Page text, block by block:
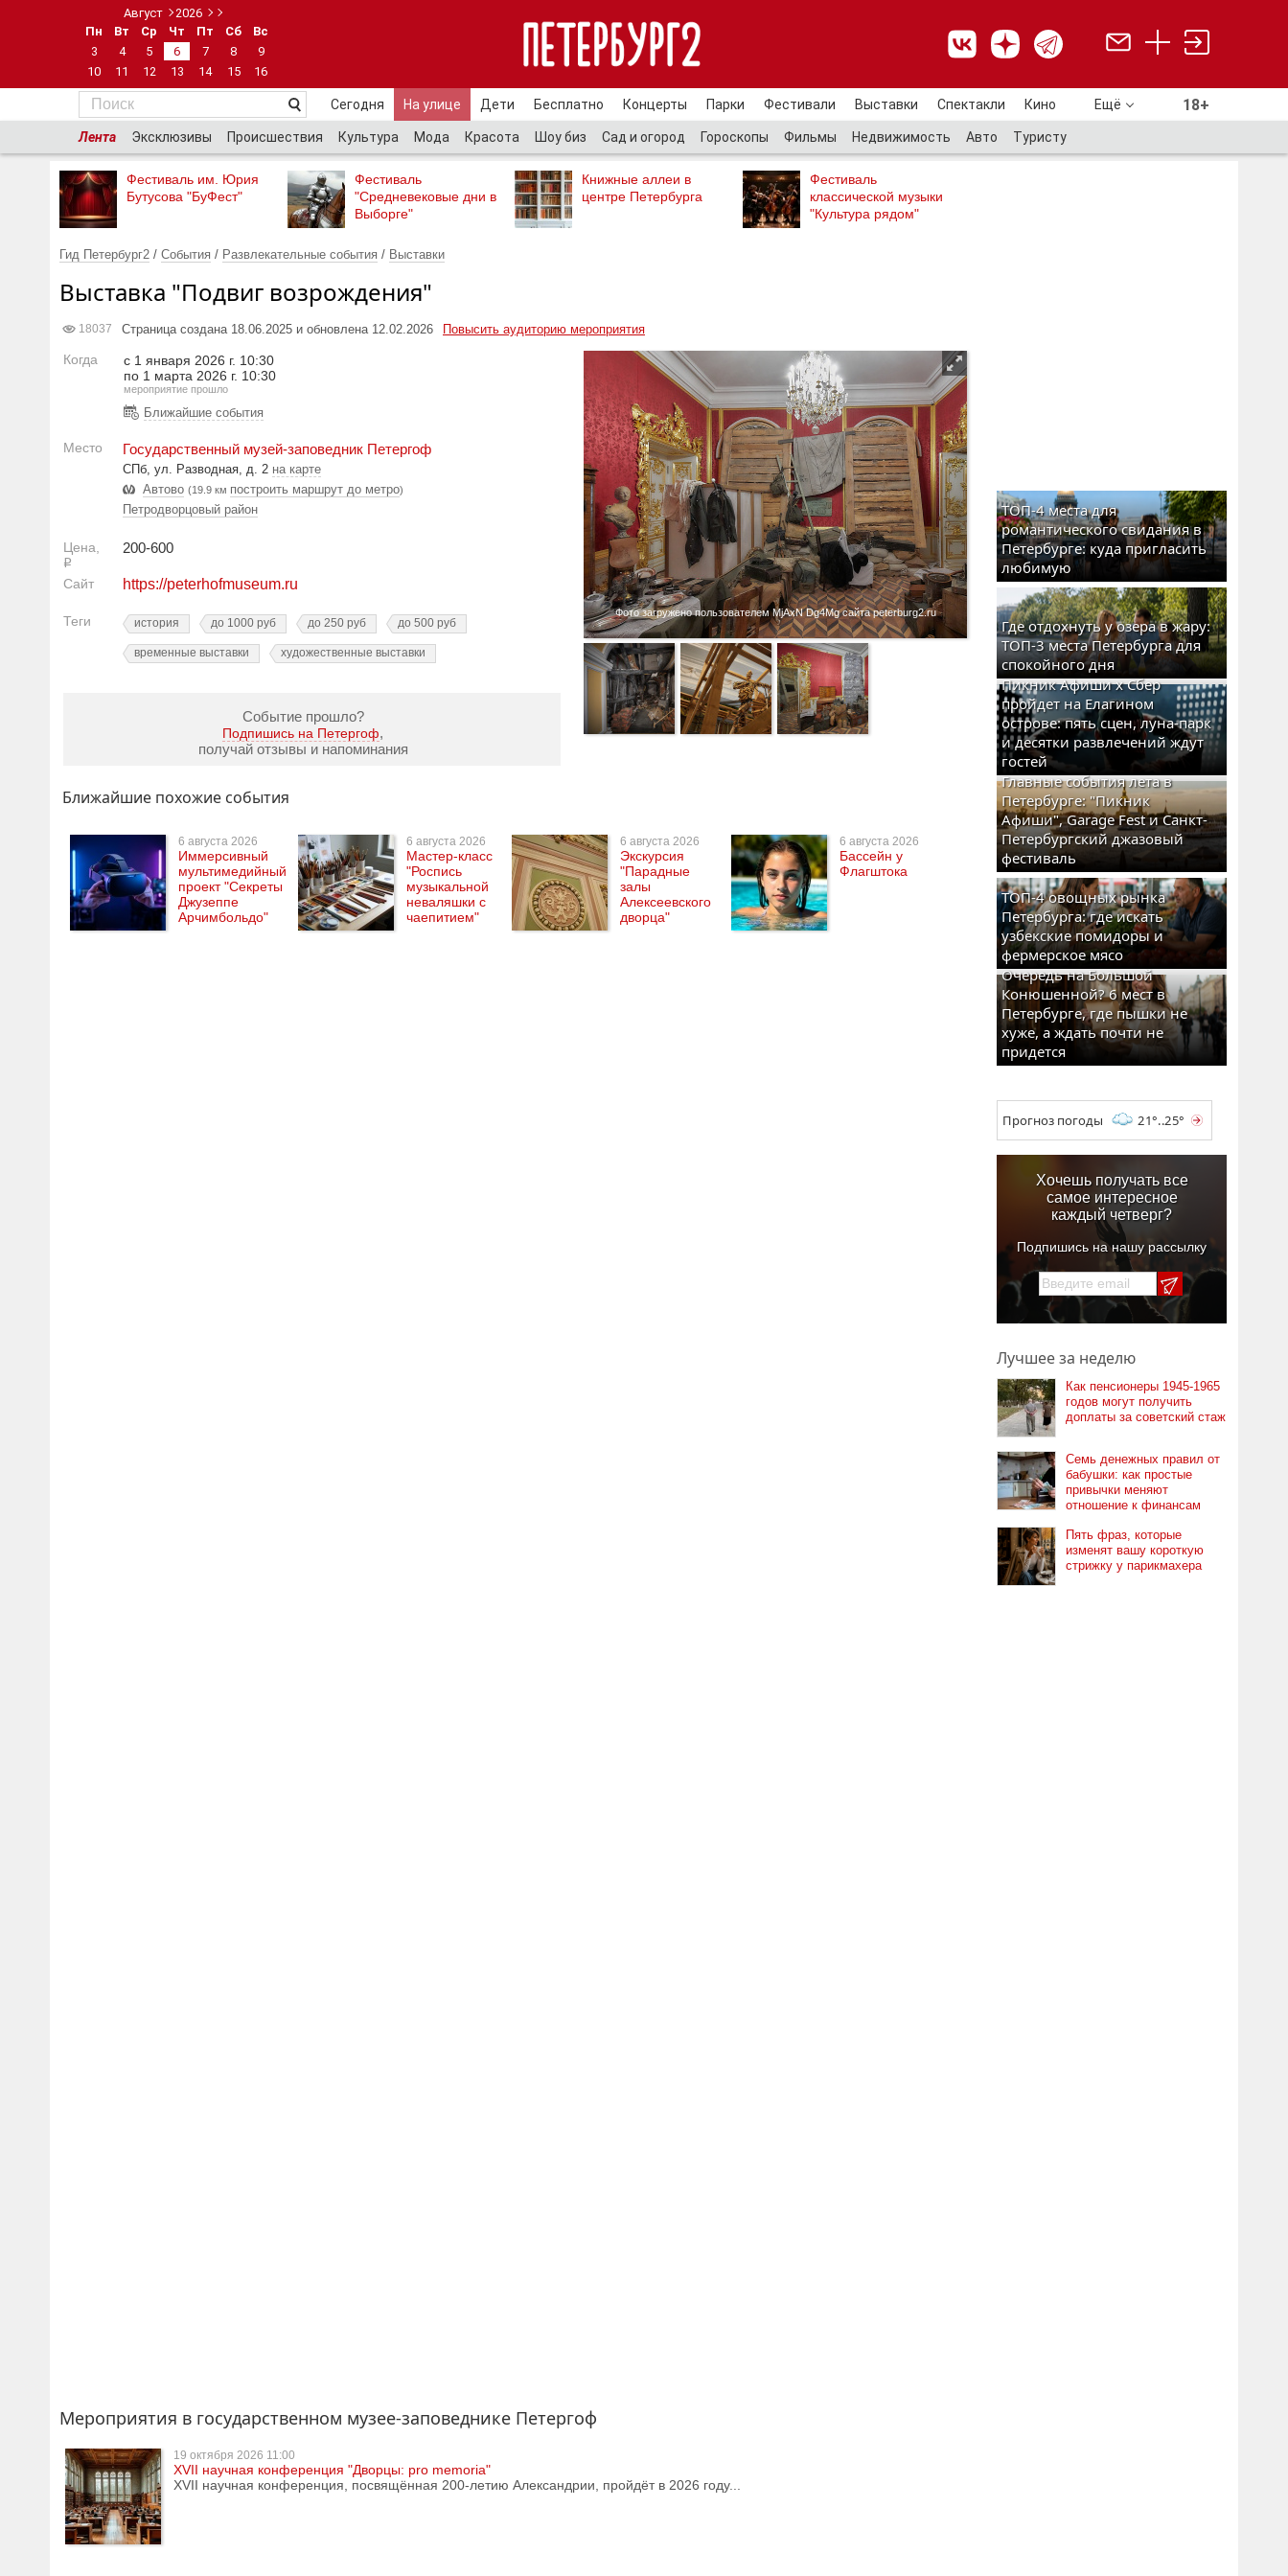
Август
2026
Пн
Вт Ср Чт Пт Сб
Вс
3
4 5 6 7 8
9
10
11 12 13 14 15 16
Сегодня На улице Дети Бесплатно Концерты Парки Фестивали Выставки Спектакли Кино Ещё 18+
Лента Эксклюзивы Происшествия Культура Мода Красота Шоу биз Сад и огород Гороскопы Фильмы Недвижимость Авто Туристу
Фестиваль им. Юрия
Бутусова "БуФест"
Фестиваль
"Средневековые дни в
Выборге"
Книжные аллеи в
центре Петербурга
Фестиваль
классической музыки
"Культура рядом"
Гид Петербург2 / События / Развлекательные события / Выставки
Выставка "Подвиг возрождения"
18037 Страница создана 18.06.2025 и обновлена 12.02.2026 Повысить аудиторию мероприятия
Когда
с 1 января 2026 г. 10:30
по 1 марта 2026 г. 10:30
мероприятие прошло
Ближайшие события
Место Государственный музей-заповедник Петергоф
СПб, ул. Разводная, д. 2 на карте
Автово (19.9 км построить маршрут до метро)
Петродворцовый район
Цена,
Р
200-600
Сайт https://peterhofmuseum.ru
Теги история до 1000 руб до 250 руб до 500 руб
временные выставки художественные выставки
Событие прошло?
Подпишись на Петергоф,
получай отзывы и напоминания
Фото загружено пользователем MjAxN Dg4Mg сайта peterburg2.ru
Ближайшие похожие события
6 августа 2026
Иммерсивный
мультимедийный
проект "Секреты
Джузеппе
Арчимбольдо"
6 августа 2026
Мастер-класс
"Роспись
музыкальной
неваляшки с
чаепитием"
6 августа 2026
Экскурсия
"Парадные
залы
Алексеевского
дворца"
6 августа 2026
Бассейн у
Флагштока
Мероприятия в государственном музее-заповеднике Петергоф
19 октября 2026 11:00
XVII научная конференция "Дворцы: pro memoria"
XVII научная конференция, посвящённая 200-летию Александрии, пройдёт в 2026 году...
ТОП-4 места для
романтического свидания в
Петербурге: куда пригласить
любимую
Где отдохнуть у озера в жару:
ТОП-3 места Петербурга для
спокойного дня
Пикник Афиши x Сбер
пройдет на Елагином
острове: пять сцен, луна-парк
и десятки развлечений ждут
гостей
Главные события лета в
Петербурге: "Пикник
Афиши", Garage Fest и Санкт-
Петербургский джазовый
фестиваль
ТОП-4 овощных рынка
Петербурга: где искать
узбекские помидоры и
фермерское мясо
Очередь на Большой
Конюшенной? 6 мест в
Петербурге, где пышки не
хуже, а ждать почти не
придется
Прогноз погоды 21°..25°
Хочешь получать все
самое интересное
каждый четверг?
Подпишись на нашу рассылку
Лучшее за неделю
Как пенсионеры 1945-1965
годов могут получить
доплаты за советский стаж
Семь денежных правил от
бабушки: как простые
привычки меняют
отношение к финансам
Пять фраз, которые
изменят вашу короткую
стрижку у парикмахера